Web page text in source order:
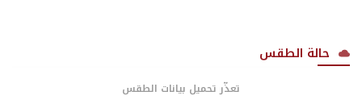
شركات
حالة الطقس
تعذّر تحميل بيانات الطقس